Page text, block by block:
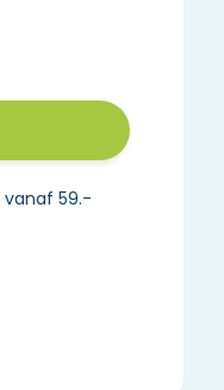
vanaf 59.-